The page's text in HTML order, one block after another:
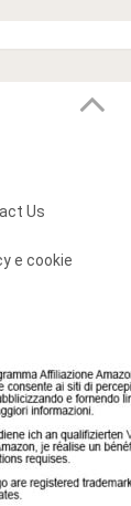
Us
e cookie